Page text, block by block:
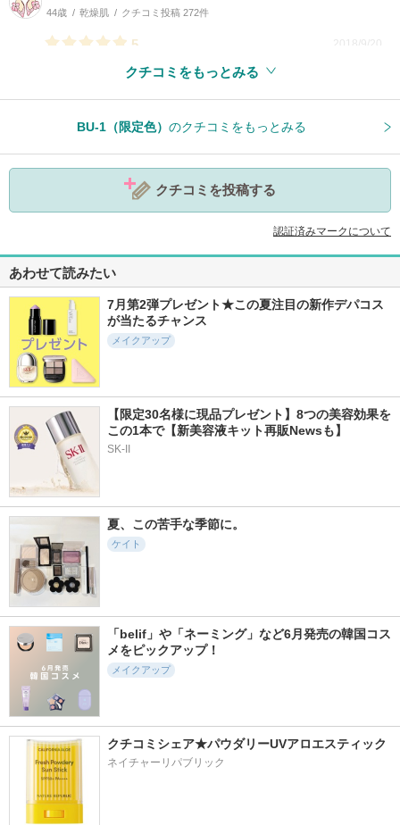
44歳 乾燥肌 クチコミ投稿 272件
5 2018/9/20
クチコミをもっとみる
BU-1（限定色） のクチコミをもっとみる
クチコミを投稿する
認証済みマークについて
あわせて読みたい
7月第2弾プレゼント★この夏注目の新作デパコス
が当たるチャンス
メイクアップ
【限定30名様に現品プレゼント】8つの美容効果を
この1本で【新美容液キット再販Newsも】
SK-II
夏、この苦手な季節に。
ケイト
「belif」や「ネーミング」など6月発売の韓国コス
メをピックアップ！
メイクアップ
クチコミシェア★パウダリーUVアロエスティック
ネイチャーリパブリック